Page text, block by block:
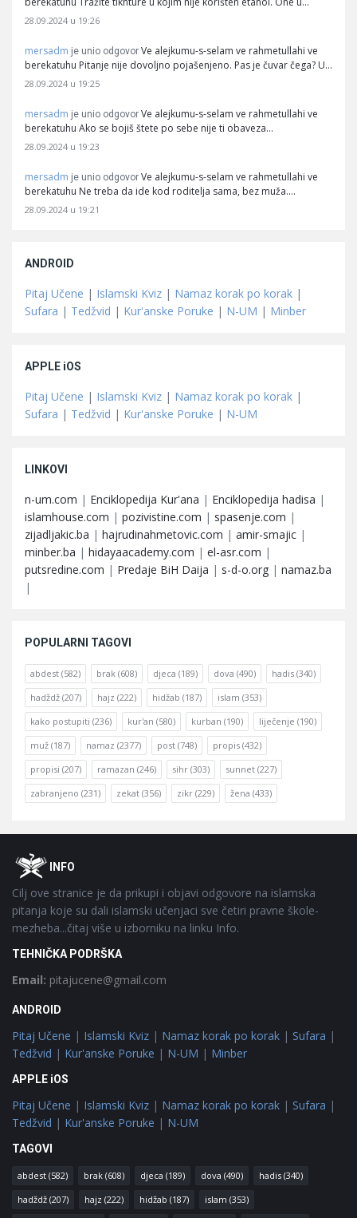
28.09.2024 u 19:26
mersadm je unio odgovor Ve alejkumu-s-selam ve rahmetullahi ve
berekatuhu Pitanje nije dovoljno pojašenjeno. Pas je čuvar čega? U…
28.09.2024 u 19:25
mersadm je unio odgovor Ve alejkumu-s-selam ve rahmetullahi ve
berekatuhu Ako se bojiš štete po sebe nije ti obaveza…
28.09.2024 u 19:23
mersadm je unio odgovor Ve alejkumu-s-selam ve rahmetullahi ve
berekatuhu Ne treba da ide kod roditelja sama, bez muža.…
28.09.2024 u 19:21
ANDROID
Pitaj Učene | Islamski Kviz | Namaz korak po korak |
Sufara | Tedžvid | Kur'anske Poruke | N-UM | Minber
APPLE iOS
Pitaj Učene | Islamski Kviz | Namaz korak po korak |
Sufara | Tedžvid | Kur'anske Poruke | N-UM
LINKOVI
n-um.com | Enciklopedija Kur'ana | Enciklopedija hadisa |
islamhouse.com | pozivistine.com | spasenje.com |
zijadljakic.ba | hajrudinahmetovic.com | amir-smajic |
minber.ba | hidayaacademy.com | el-asr.com |
putsredine.com | Predaje BiH Daija | s-d-o.org | namaz.ba
|
POPULARNI TAGOVI
abdest (582) brak (608) djeca (189) dova (490) hadis (340)
hadždž (207) hajz (222) hidžab (187) islam (353)
kako postupiti (236) kur'an (580) kurban (190) liječenje (190)
muž (187) namaz (2377) post (748) propis (432)
propisi (207) ramazan (246) sihr (303) sunnet (227)
zabranjeno (231) zekat (356) zikr (229) žena (433)
FooterOINFO
Cilj ove stranice je da prikupi i objavi odgovore na islamska
pitanja koje su dali islamski učenjaci sve četiri pravne škole-
mezheba...čitaj više u izborniku na linku Info.
TEHNIČKA PODRŠKA
Email: pitajucene@gmail.com
ANDROID
Pitaj Učene | Islamski Kviz | Namaz korak po korak | Sufara |
Tedžvid | Kur'anske Poruke | N-UM | Minber
APPLE iOS
Pitaj Učene | Islamski Kviz | Namaz korak po korak | Sufara |
Tedžvid | Kur'anske Poruke | N-UM
TAGOVI
abdest (582) brak (608) djeca (189) dova (490) hadis (340)
hadždž (207) hajz (222) hidžab (187) islam (353)